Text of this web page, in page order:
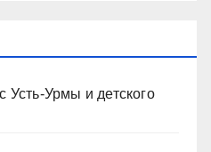
Усть-Урмы и детского